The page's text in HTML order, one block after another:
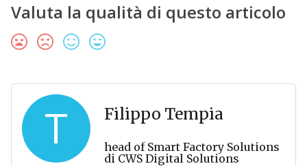
Valuta la qualità di questo articolo
T Filippo Tempia
head of Smart Factory Solutions
di CWS Digital Solutions